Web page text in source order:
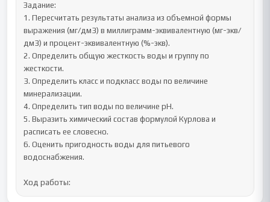
Задание:
1. Пересчитать результаты анализа из объемной формы
выражения (мг/дм3) в миллиграмм-эквивалентную (мг-экв/
дм3) и процент-эквивалентную (%-экв).
2. Определить общую жесткость воды и группу по
жесткости.
3. Определить класс и подкласс воды по величине
минерализации.
4. Определить тип воды по величине рН.
5. Выразить химический состав формулой Курлова и
расписать ее словесно.
6. Оценить пригодность воды для питьевого
водоснабжения.
Ход работы: